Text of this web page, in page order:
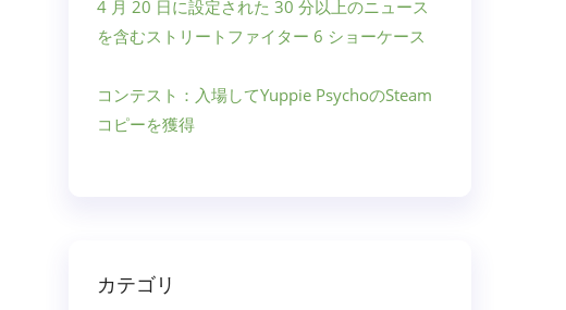
4 月 20 日に設定された 30 分以上のニュース
を含むストリートファイター 6 ショーケース
コンテスト：入場してYuppie PsychoのSteam
コピーを獲得
カテゴリ